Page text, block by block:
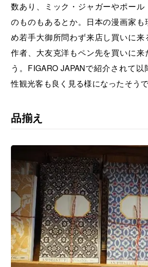
数あり、ミック・ジャガーやポール
のものもあるとか。日本の漫画家も
め若手大御所問わず来店し買いに来
作者、大友克洋もペン先を買いに来
う。FIGARO JAPANで紹介されて
性観光客も良く見る様になったそうで
品揃え